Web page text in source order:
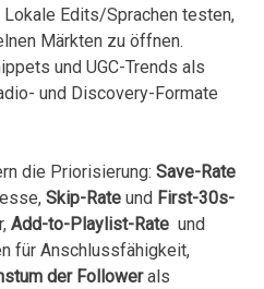
Lokale Edits/Sprachen testen,
Märkten zu öffnen.
und UGC-Trends als
und Discovery-Formate
die Priorisierung: Save-Rate
Skip-Rateund First-30s-
Add-to-Playlist-Rate⁣ und
für Anschlussfähigkeit,
der⁢ Followerals